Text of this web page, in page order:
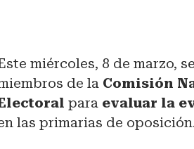
miércoles, 8 de marzo,
de la Comisión
para evaluar la
las primarias de